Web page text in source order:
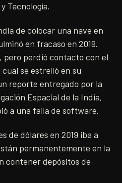
Tecnología.
de colocar una nave en
en fracaso en 2019.
perdió contacto con el
se estrelló en su
reporte entregado por la
Espacial de la India,
a una falla de software.
de dólares en 2019 iba a
permanentemente en la
contener depósitos de